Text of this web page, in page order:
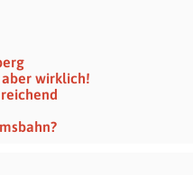
aber wirklich!